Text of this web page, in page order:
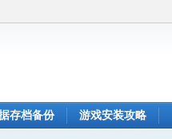
存档备份 游戏安装攻略